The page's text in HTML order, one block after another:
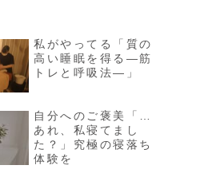
私がやってる「質の
高い睡眠を得る—筋
トレと呼吸法—」
自分へのご褒美「…
あれ、私寝てまし
た？」究極の寝落ち
体験を